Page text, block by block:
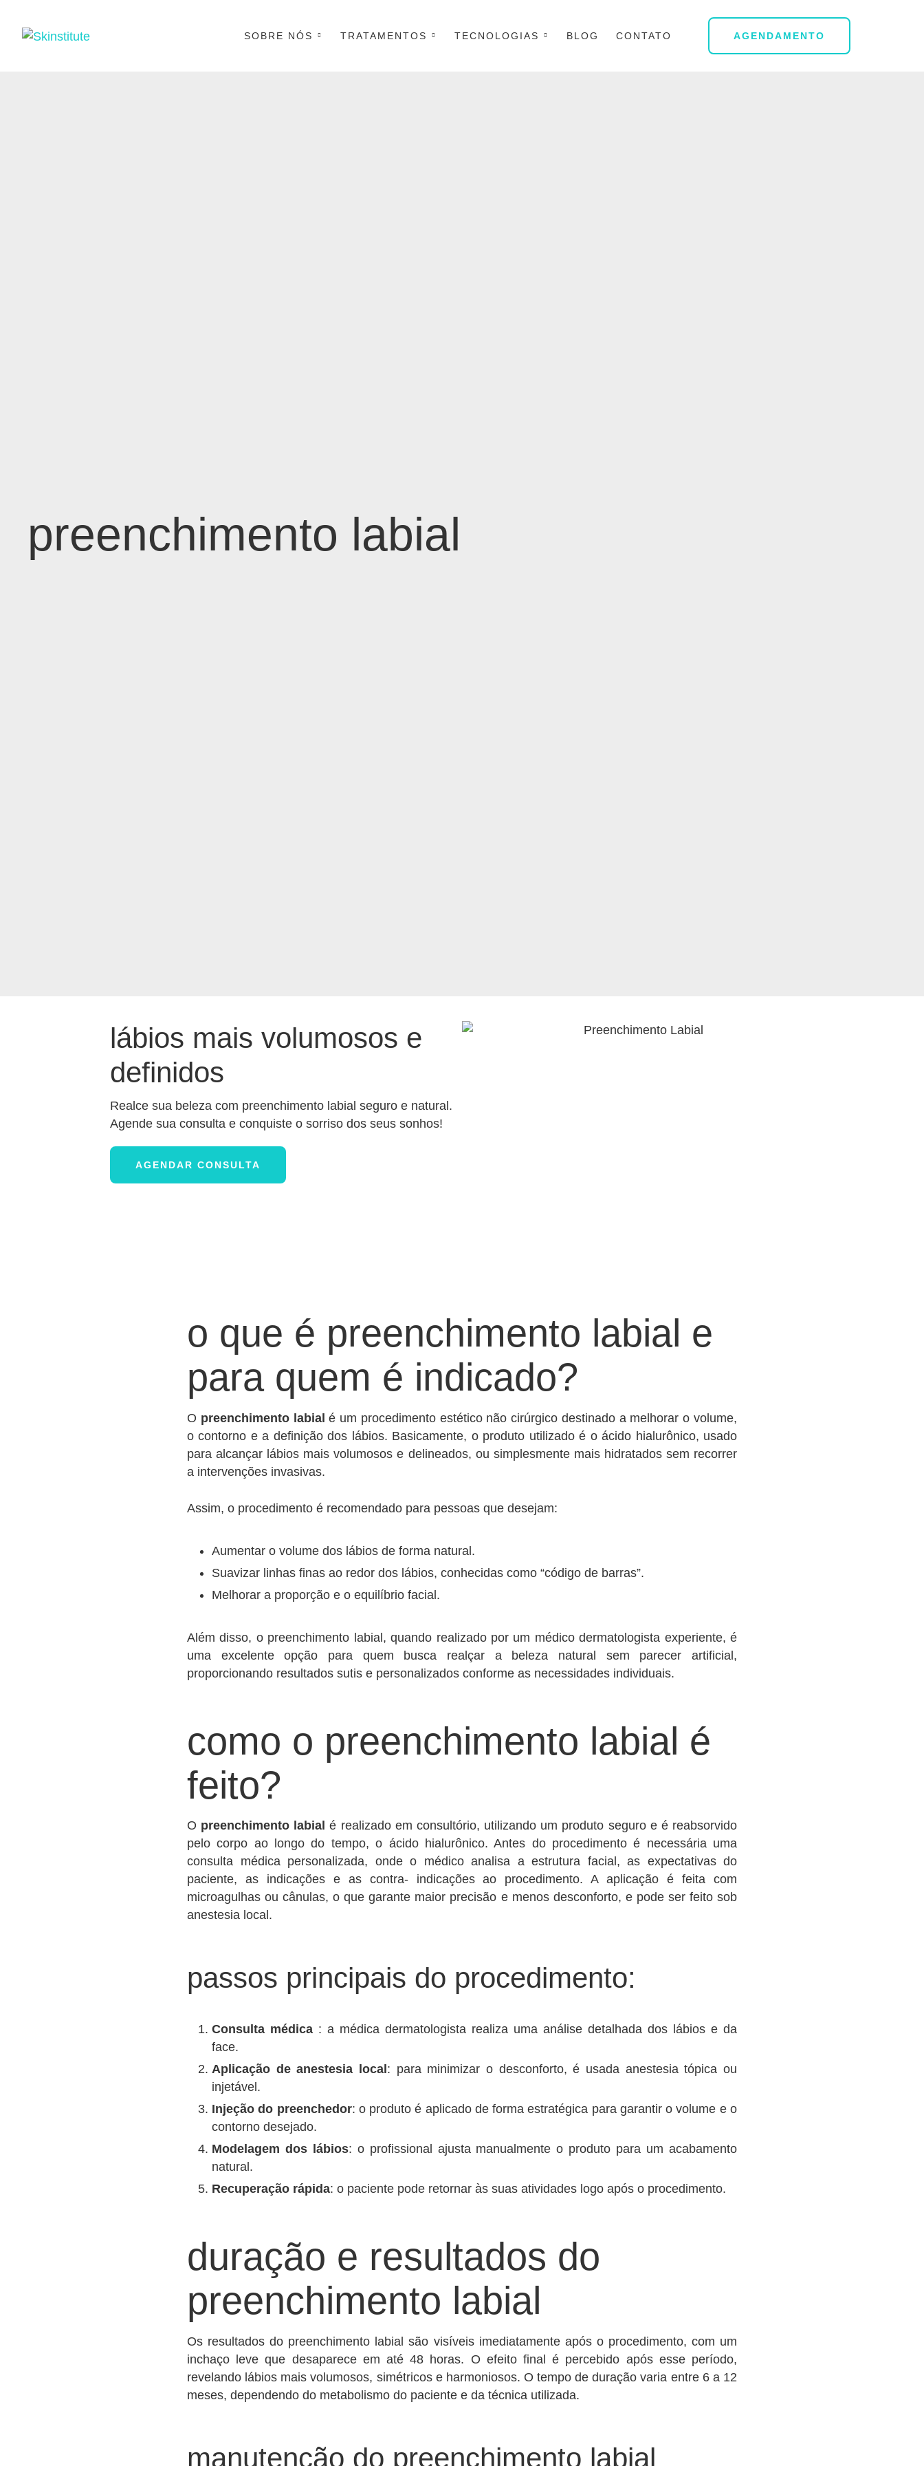
SOBRE NÓS TRATAMENTOS TECNOLOGIAS BLOG CONTATO AGENDAMENTO
preenchimento labial
lábios mais volumosos e
definidos
Realce sua beleza com preenchimento labial seguro e natural.
Agende sua consulta e conquiste o sorriso dos seus sonhos!
AGENDAR CONSULTA
o que é preenchimento labial e
para quem é indicado?
O preenchimento labial é um procedimento estético não cirúrgico destinado a melhorar o volume,
o contorno e a definição dos lábios. Basicamente, o produto utilizado é o ácido hialurônico, usado
para alcançar lábios mais volumosos e delineados, ou simplesmente mais hidratados sem recorrer
a intervenções invasivas.
Assim, o procedimento é recomendado para pessoas que desejam:
Aumentar o volume dos lábios de forma natural.
Suavizar linhas finas ao redor dos lábios, conhecidas como “código de barras”.
Melhorar a proporção e o equilíbrio facial.
Além disso, o preenchimento labial, quando realizado por um médico dermatologista experiente, é
uma excelente opção para quem busca realçar a beleza natural sem parecer artificial,
proporcionando resultados sutis e personalizados conforme as necessidades individuais.
como o preenchimento labial é
feito?
O preenchimento labial é realizado em consultório, utilizando um produto seguro e é reabsorvido
pelo corpo ao longo do tempo, o ácido hialurônico. Antes do procedimento é necessária uma
consulta médica personalizada, onde o médico analisa a estrutura facial, as expectativas do
paciente, as indicações e as contra- indicações ao procedimento. A aplicação é feita com
microagulhas ou cânulas, o que garante maior precisão e menos desconforto, e pode ser feito sob
anestesia local.
passos principais do procedimento:
Consulta médica : a médica dermatologista realiza uma análise detalhada dos lábios e da
face.
Aplicação de anestesia local : para minimizar o desconforto, é usada anestesia tópica ou
injetável.
Injeção do preenchedor: o produto é aplicado de forma estratégica para garantir o volume e o
contorno desejado.
Modelagem dos lábios: o profissional ajusta manualmente o produto para um acabamento
natural.
Recuperação rápida: o paciente pode retornar às suas atividades logo após o procedimento.
duração e resultados do
preenchimento labial
Os resultados do preenchimento labial são visíveis imediatamente após o procedimento, com um
inchaço leve que desaparece em até 48 horas. O efeito final é percebido após esse período,
revelando lábios mais volumosos, simétricos e harmoniosos. O tempo de duração varia entre 6 a 12
meses, dependendo do metabolismo do paciente e da técnica utilizada.
manutenção do preenchimento labial